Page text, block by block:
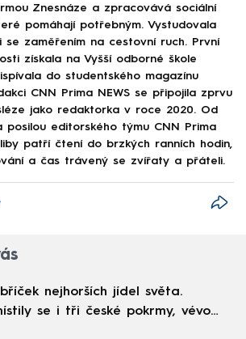
Znesnáze a zpracovává sociální
pomáhají potřebným. Vystudovala
se zaměřením na cestovní ruch. První
získala na Vyšší odborné škole
do studentského magazínu
CNN Prima NEWS se připojila zprvu
jako redaktorka v roce 2020. Od
posilou editorského týmu CNN Prima
patří čtení do brzkých ranních hodin,
a čas trávený se zvířaty a přáteli.
nejhorších jídel světa.
se i tři české pokrmy, vévodí